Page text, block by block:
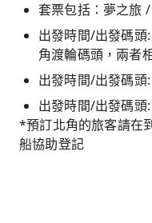
套票包括：夢之旅
出發時間/出發碼
角渡輪碼頭，兩者
出發時間/出發碼頭
出發時間/出發碼頭
*預訂北角的旅客請在
船協助登記